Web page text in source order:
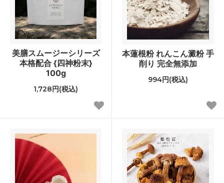
美膳スムージーシリーズ
本格配合 {四神粉末}
100g
1,728円(税込)
本蓮根粉 れんこん澱粉 手
削り 完全無添加
994円(税込)